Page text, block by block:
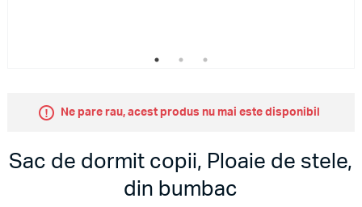
Ne pare rau, acest produs nu mai este disponibil
Sac de dormit copii, Ploaie de stele,
din bumbac